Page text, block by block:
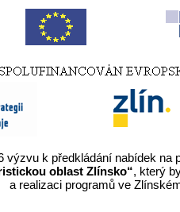
výzvu k předkládání nabídek na
oblast Zlínsko“, který
realizaci programů ve